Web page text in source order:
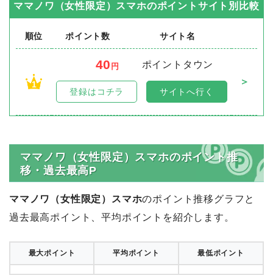
ママノワ（女性限定）スマホのポイントサイト別比較
順位 ポイント数 サイト名
1
40 円
ポイントタウン
＞
登録はコチラ サイトへ行く
ママノワ（女性限定）スマホのポイント推
移・過去最高P
ママノワ（女性限定）スマホのポイント推移グラフと
過去最高ポイント、平均ポイントを紹介します。
最大ポイント 平均ポイント 最低ポイント